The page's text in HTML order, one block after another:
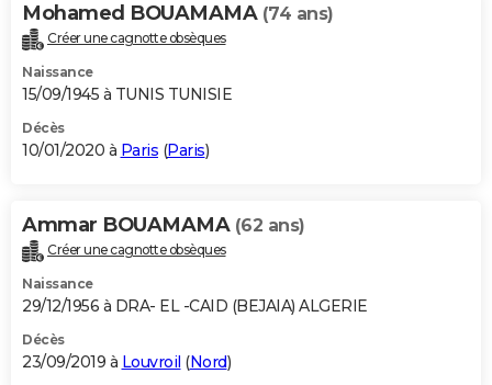
Mohamed BOUAMAMA (74 ans)
Créer une cagnotte obsèques
Naissance
15/09/1945 à TUNIS TUNISIE
Décès
10/01/2020 à Paris (Paris)
Ammar BOUAMAMA (62 ans)
Créer une cagnotte obsèques
Naissance
29/12/1956 à DRA- EL -CAID (BEJAIA) ALGERIE
Décès
23/09/2019 à Louvroil (Nord)